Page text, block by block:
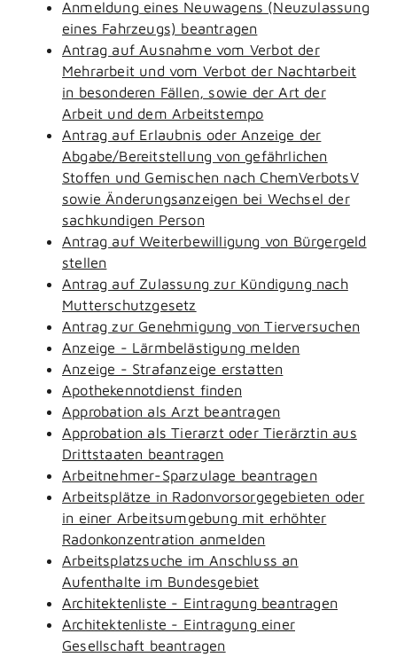
Anmeldung eines Neuwagens (Neuzulassung
eines Fahrzeugs) beantragen
Antrag auf Ausnahme vom Verbot der
Mehrarbeit und vom Verbot der Nachtarbeit
in besonderen Fällen, sowie der Art der
Arbeit und dem Arbeitstempo
Antrag auf Erlaubnis oder Anzeige der
Abgabe/Bereitstellung von gefährlichen
Stoffen und Gemischen nach ChemVerbotsV
sowie Änderungsanzeigen bei Wechsel der
sachkundigen Person
Antrag auf Weiterbewilligung von Bürgergeld
stellen
Antrag auf Zulassung zur Kündigung nach
Mutterschutzgesetz
Antrag zur Genehmigung von Tierversuchen
Anzeige - Lärmbelästigung melden
Anzeige - Strafanzeige erstatten
Apothekennotdienst finden
Approbation als Arzt beantragen
Approbation als Tierarzt oder Tierärztin aus
Drittstaaten beantragen
Arbeitnehmer-Sparzulage beantragen
Arbeitsplätze in Radonvorsorgegebieten oder
in einer Arbeitsumgebung mit erhöhter
Radonkonzentration anmelden
Arbeitsplatzsuche im Anschluss an
Aufenthalte im Bundesgebiet
Architektenliste - Eintragung beantragen
Architektenliste - Eintragung einer
Gesellschaft beantragen